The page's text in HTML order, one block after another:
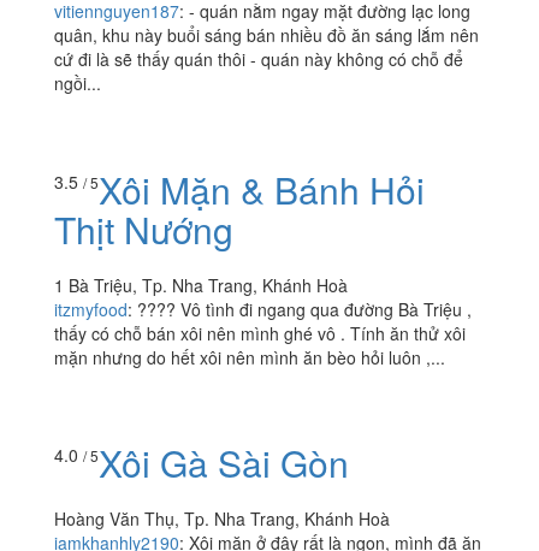
Dân
50 Lạc Long Quân, Tp. Nha Trang, Khánh Hoà
ngồi...
Thịt Nướng
itzmyfood:???? Vô tình đi ngang qua đường Bà Triệu ,